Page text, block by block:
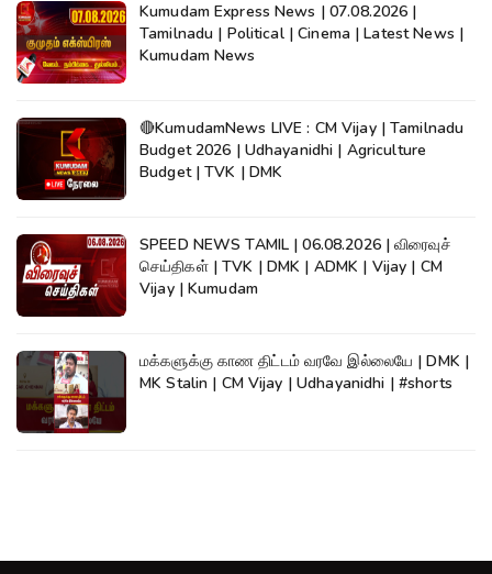
Kumudam Express News | 07.08.2026 |
Tamilnadu | Political | Cinema | Latest News |
Kumudam News
🔴KumudamNews LIVE : CM Vijay | Tamilnadu
Budget 2026 | Udhayanidhi | Agriculture
Budget | TVK | DMK
SPEED NEWS TAMIL | 06.08.2026 | விரைவுச்
செய்திகள் | TVK | DMK | ADMK | Vijay | CM
Vijay | Kumudam
மக்களுக்கு காண திட்டம் வரவே இல்லையே | DMK |
MK Stalin | CM Vijay | Udhayanidhi | #shorts